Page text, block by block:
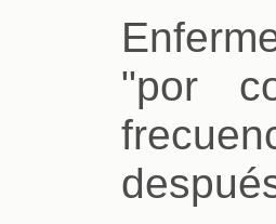
"por